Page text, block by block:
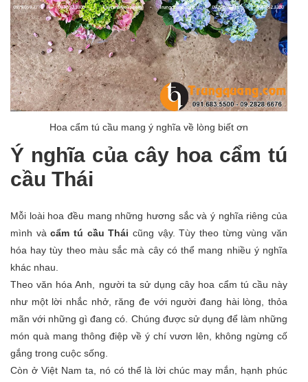
Hoa cẩm tú cầu mang ý nghĩa về lòng biết ơn
Ý nghĩa của cây hoa cẩm tú
cầu Thái
Mỗi loài hoa đều mang những hương sắc và ý nghĩa riêng của
mình vàcẩm tú cầu Tháicũng vậy. Tùy theo từng vùng văn
hóa hay tùy theo màu sắc mà cây có thể mang nhiều ý nghĩa
khác nhau.
Theo văn hóa Anh, người ta sử dụng cây hoa cẩm tú cầu này
như một lời nhắc nhở, răng đe với người đang hài lòng, thỏa
mãn với những gì đang có. Chúng được sử dụng để làm những
món quà mang thông điệp về ý chí vươn lên, không ngừng cố
gắng trong cuộc sống.
Còn ở Việt Nam ta, nó có thể là lời chúc may mắn, hạnh phúc